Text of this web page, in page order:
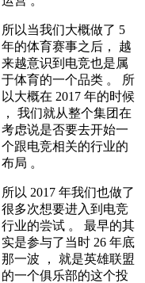
所以当我们大概做了 5
年的体育赛事之后， 越
来越意识到电竞也是属
于体育的一个品类 。 所
以大概在 2017 年的时候
， 我们就从整个集团在
考虑说是否要去开始一
个跟电竞相关的行业的
布局 。
所以 2017 年我们也做了
很多次想要进入到电竞
行业的尝试 。 最早的其
实是参与了当时 26 年底
那一波 ， 就是英雄联盟
的一个俱乐部的这个投